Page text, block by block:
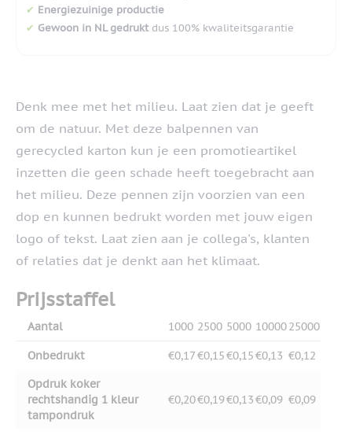
✔ Energiezuinige productie
✔ Gewoon in NL gedruktdus 100% kwaliteitsgarantie
Denk mee met het milieu. Laat zien dat je geeft
om de natuur. Met deze balpennen van
gerecycled karton kun je een promotieartikel
inzetten die geen schade heeft toegebracht aan
het milieu. Deze pennen zijn voorzien van een
dop en kunnen bedrukt worden met jouw eigen
logo of tekst. Laat zien aan je collega's, klanten
of relaties dat je denkt aan het klimaat.
Prijsstaffel
Aantal 1000 2500 5000 1000025000
Onbedrukt €0,17€0,15€0,15€0,13 €0,12
Opdruk koker
rechtshandig 1 kleur
tampondruk
€0,20€0,19€0,13€0,09 €0,09